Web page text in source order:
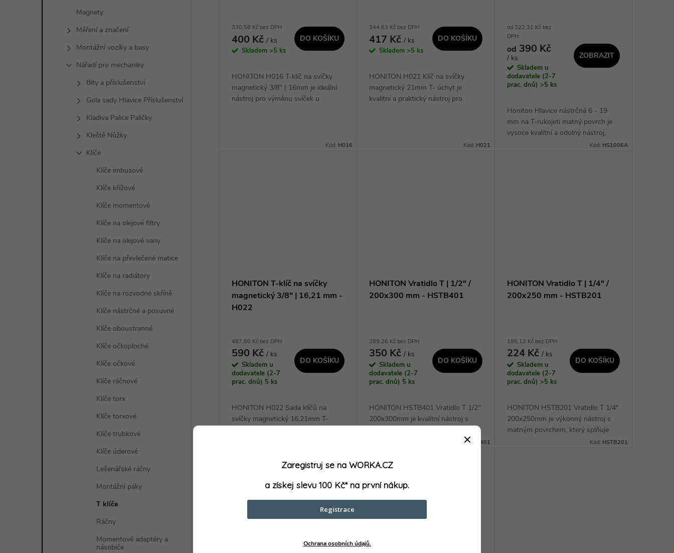
Magnety
Měření a značení
Montážní vozíky a basy
Nářadí pro mechaniky
Bity a příslušenství
Gola sady Hlavice Příslušenství
Kladiva Palice Paličky
Kleště Nůžky
Klíče
Klíče imbusové
Klíče křížové
Klíče momentové
Klíče na olejové filtry
Klíče na olejové vany
Klíče na převlečené matice
Klíče na radiátory
Klíče na rozvodné skříně
Klíče nástrčné a posuvné
Klíče oboustranné
Klíče očkoploché
Klíče očkové
Klíče ráčnové
Klíče torx
Klíče torxové
Klíče trubkové
Klíče úderové
Lešenářské ráčny
Montážní páky
T klíče
Ráčny
Momentové adaptéry a
násobiče
330,58 Kč bez DPH
400 Kč / ks
Skladem >5 ks
DO KOŠÍKU
HONITON H016 T-klíč na svíčky
magnetický 3/8" | 16mm je ideální
nástroj pro výměnu svíček u
Kód: H016
344,63 Kč bez DPH
417 Kč/ ks
Skladem>5 ks
DO KOŠÍKU
HONITON H021 Klíč na svíčky
magnetický 21mm T- úchyt je
kvalitní a praktický nástroj pro
Kód: H021
od 322,31 Kč bez
DPH
od 390 Kč
/ ks
Skladem u
dodavatele (2-7
prac. dnů) >5 ks
ZOBRAZIT
Honiton Hlavice nástrčná 6 - 19
mm na T-rukojeti matný povrch je
vysoce kvalitní a odolný nástroj,
který usnadní práci s matným
Kód: HS1006A
HONITON T-klíč na svíčky
magnetický 3/8" | 16,21 mm -
H022
487,60 Kč bez DPH
590 Kč / ks
Skladem u
dodavatele (2-7
prac. dnů) 5 ks
DO KOŠÍKU
HONITON H022 Sada klíčů na
svíčky magnetický 16,21mm T-
magnetickému úchytu a...
HONITON Vratidlo T | 1/2" /
200x300 mm - HSTB401
289,26 Kč bez DPH
350 Kč/ ks
Skladem u
dodavatele (2-7
prac. dnů) 5 ks
DO KOŠÍKU
HONITON HSTB401 Vratidlo T 1/2"
200x300mm je kvalitní nástroj s
jeho hlavní přínos...
Kód:HSTB401
HONITON Vratidlo T | 1/4" /
200x250 mm - HSTB201
185,12 Kč bez DPH
224 Kč / ks
Skladem u
dodavatele (2-7
prac. dnů) >5 ks
DO KOŠÍKU
HONITON HSTB201 Vratidlo T 1/4"
200x250mm je výkonný nástroj s
matným povrchem, který splňuje
standard DIN 3112. S délkou
Kód: HSTB201
Zaregistruj se na WORKA.CZ
a získej slevu 100 Kč* na první nákup.
Registrace
Ochrana osobních údajů.